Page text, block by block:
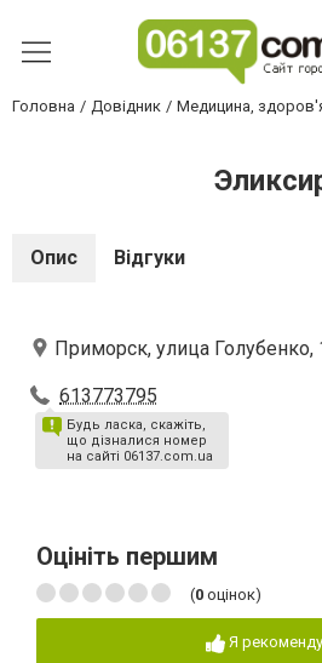
Головна Довідник Медицина,
Опис Відгуки
Приморск, улица Голубенко,
613773795
Будь ласка, скажіть,
що дізналися номер
на сайті 06137.com.ua
Оцініть першим
(0 оцінок)
Я